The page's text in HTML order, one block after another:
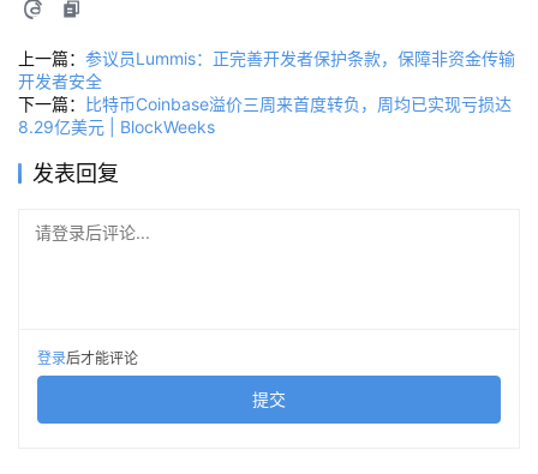
上一篇： 参议员Lummis：正完善开发者保护条款，保障非资金传输
开发者安全
下一篇： 比特币Coinbase溢价三周来首度转负，周均已实现亏损达
8.29亿美元 | BlockWeeks
发表回复
请登录后评论...
登录后才能评论
提交